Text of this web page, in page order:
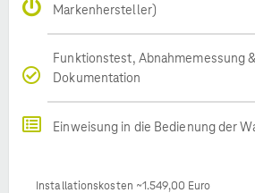
Markenhersteller)
Funktionstest, Abnahmemessung &
Dokumentation
Einweisung in die Bedienung der
Installationskosten ~1.549,00 Euro